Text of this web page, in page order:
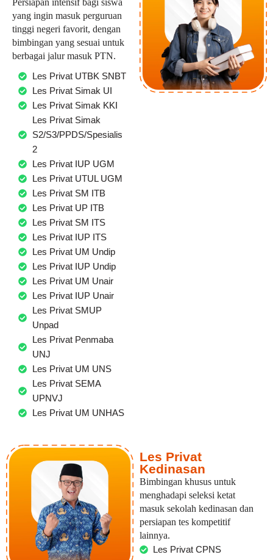
yang ingin masuk perguruan
tinggi negeri favorit, dengan
bimbingan yang sesuai untuk
berbagai jalur masuk PTN.
Les Privat UTBK SNBT
Les Privat Simak UI
Les Privat Simak KKI
Les Privat Simak
S2/S3/PPDS/Spesialis
2
Les Privat IUP UGM
Les Privat UTUL UGM
Les Privat SM ITB
Les Privat UP ITB
Les Privat SM ITS
Les Privat IUP ITS
Les Privat UM Undip
Les Privat IUP Undip
Les Privat UM Unair
Les Privat IUP Unair
Les Privat SMUP
Unpad
Les Privat Penmaba
UNJ
Les Privat UM UNS
Les Privat SEMA
UPNVJ
Les Privat UM UNHAS
Les Privat
Kedinasan
Bimbingan khusus untuk
menghadapi seleksi ketat
masuk sekolah kedinasan dan
persiapan tes kompetitif
lainnya.
Les Privat CPNS